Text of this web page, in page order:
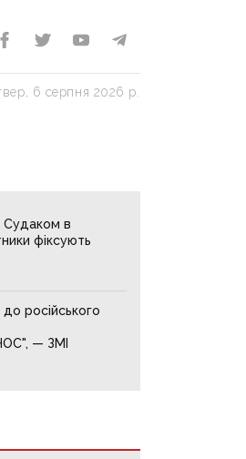
6 серпня 2026 р.
Судаком в
фіксують
російського
— ЗМІ